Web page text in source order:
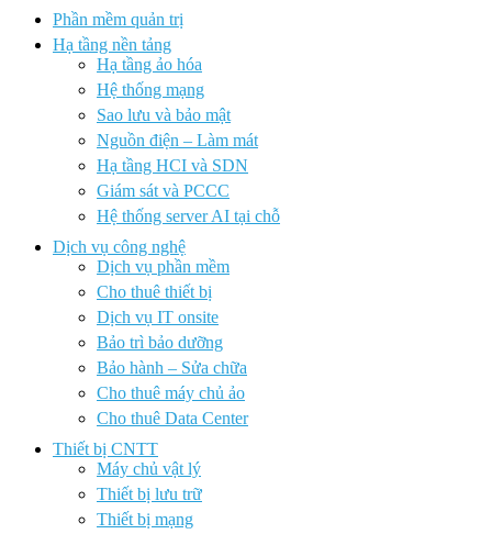
Phần mềm quản trị
Hạ tầng nền tảng
Hạ tầng ảo hóa
Hệ thống mạng
Sao lưu và bảo mật
Nguồn điện – Làm mát
Hạ tầng HCI và SDN
Giám sát và PCCC
Hệ thống server AI tại chỗ
Dịch vụ công nghệ
Dịch vụ phần mềm
Cho thuê thiết bị
Dịch vụ IT onsite
Bảo trì bảo dưỡng
Bảo hành – Sửa chữa
Cho thuê máy chủ ảo
Cho thuê Data Center
Thiết bị CNTT
Máy chủ vật lý
Thiết bị lưu trữ
Thiết bị mạng